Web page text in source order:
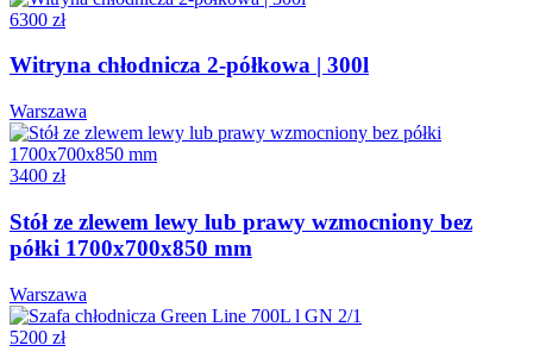
6300 zł
Witryna chłodnicza 2-półkowa | 300l
Warszawa
3400 zł
Stół ze zlewem lewy lub prawy wzmocniony bez
półki 1700x700x850 mm
Warszawa
5200 zł